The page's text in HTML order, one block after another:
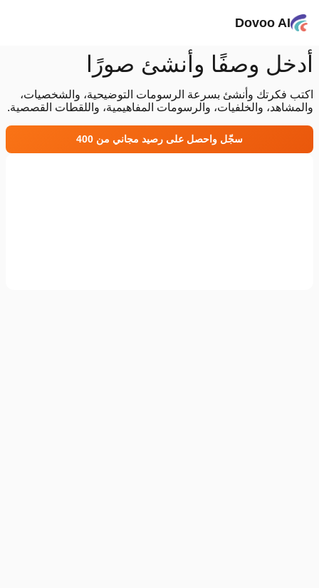
Dovoo AI
أدخل وصفًا وأنشئ صورًا
اكتب فكرتك وأنشئ بسرعة الرسومات التوضيحية، والشخصيات،
والمشاهد، والخلفيات، والرسومات المفاهيمية، واللقطات القصصية.
سجّل واحصل على رصيد مجاني من 400